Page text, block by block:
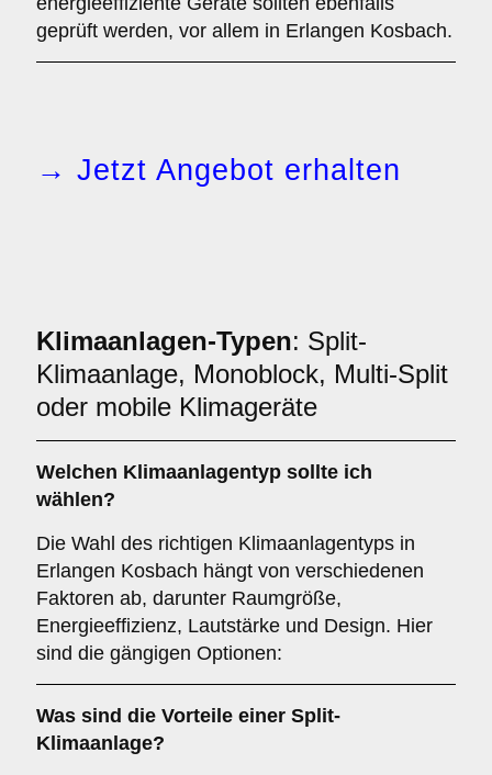
geprüft werden, vor allem in Erlangen Kosbach.
→ Jetzt Angebot erhalten
Klimaanlagen-Typen: Split-
Klimaanlage, Monoblock, Multi-Split
oder mobile Klimageräte
Welchen Klimaanlagentyp sollte ich
wählen?
Die Wahl des richtigen Klimaanlagentyps in
Erlangen Kosbach hängt von verschiedenen
Faktoren ab, darunter Raumgröße,
Energieeffizienz, Lautstärke und Design. Hier
sind die gängigen Optionen:
Was sind die Vorteile einer Split-
Klimaanlage?